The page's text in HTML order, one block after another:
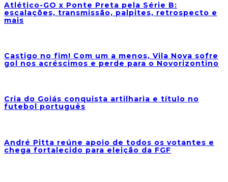
Atlético-GO x Ponte Preta pela Série B:
escalações, transmissão, palpites, retrospecto e
mais
Castigo no fim! Com um a menos, Vila Nova sofre
gol nos acréscimos e perde para o Novorizontino
Cria do Goiás conquista artilharia e título no
futebol português
André Pitta reúne apoio de todos os votantes e
chega fortalecido para eleição da FGF